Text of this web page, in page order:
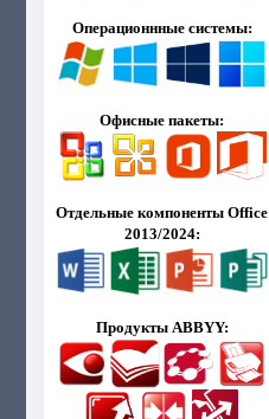
Операционнные системы:
Офисные пакеты:
Отдельные компоненты Office
2013/2024:
Продукты ABBYY: